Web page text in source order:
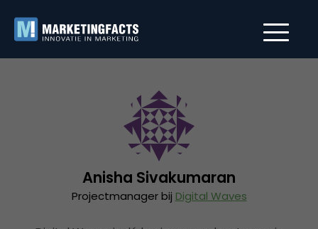
Anisha Sivakumaran
Projectmanager bij Digital Waves